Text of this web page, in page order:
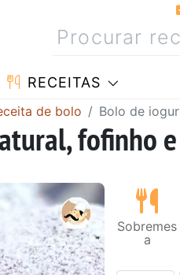
RECEITAS
de bolo Bolo de
fofinho
Sobremes
a